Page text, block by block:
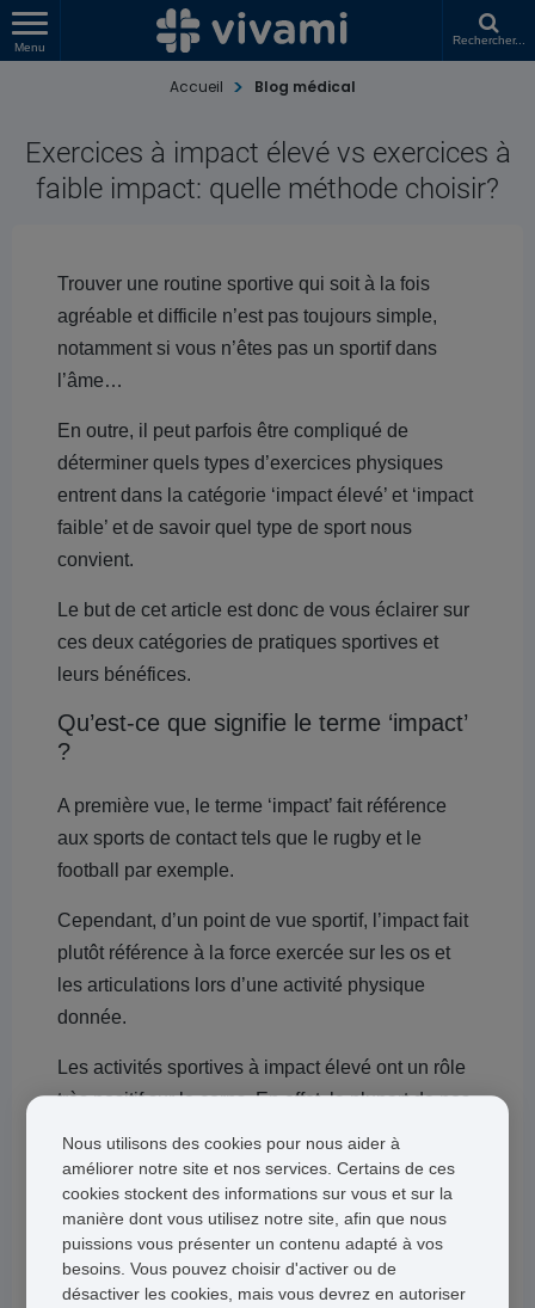
Menu
Rechercher...
Accueil Blog médical
Exercices à impact élevé vs exercices à
faible impact: quelle méthode choisir?
Trouver une routine sportive qui soit à la fois
agréable et difficile n’est pas toujours simple,
notamment si vous n’êtes pas un sportif dans
l’âme…
En outre, il peut parfois être compliqué de
déterminer quels types d’exercices physiques
entrent dans la catégorie ‘impact élevé’ et ‘impact
faible’ et de savoir quel type de sport nous
convient.
Le but de cet article est donc de vous éclairer sur
ces deux catégories de pratiques sportives et
leurs bénéfices.
Qu’est-ce que signifie le terme ‘impact’
?
A première vue, le terme ‘impact’ fait référence
aux sports de contact tels que le rugby et le
football par exemple.
Cependant, d’un point de vue sportif, l’impact fait
plutôt référence à la force exercée sur les os et
les articulations lors d’une activité physique
donnée.
Les activités sportives à impact élevé ont un rôle
très positif sur le corps. En effet, la plupart de nos
pour rester fort, tout comme nos os. Néanmoins,
tout est une question d’équilibre et pratiquer de
manière trop intense des activités à impact
élevées peut être dommageable pour nos
articulations. Il est donc important de trouver le
Nous utilisons des cookies pour nous aider à
améliorer notre site et nos services. Certains de ces
cookies stockent des informations sur vous et sur la
manière dont vous utilisez notre site, afin que nous
puissions vous présenter un contenu adapté à vos
besoins. Vous pouvez choisir d'activer ou de
désactiver les cookies, mais vous devrez en autoriser